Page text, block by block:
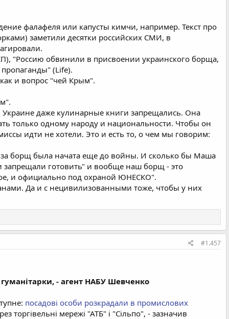
фалафеля или капусты кимчи, например. Текст про
заметили десятки российских СМИ, в
"Россию обвинили в присвоении украинского борща,
(Life).
и вопрос "чей Крым".
Украине даже кулинарные книги запрещались. Она
только одному народу и национальности. Чтобы он
идти не хотели. Это и есть то, о чем мы говорим:
за борщ была начата еще до войны. И сколько бы Маша
запрещали готовить" и вообще наш борщ - это
и официально под охраной ЮНЕСКО".
Да и с нецивилизованными тоже, чтобы у них
#1.457
гуманітарки, - агент НАБУ Шевченко
посадові особи розкрадали в промислових
торгівельні мережі "АТБ" і "Сільпо", - зазначив